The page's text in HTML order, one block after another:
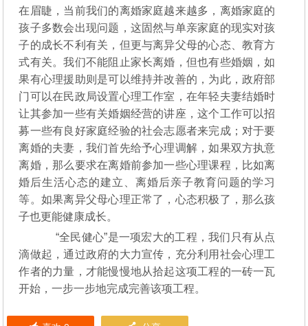
在眉睫，当前我们的离婚家庭越来越多，离婚家庭的
孩子多数会出现问题，这固然与单亲家庭的现实对孩
子的成长不利有关，但更与离异父母的心态、教育方
式有关。我们不能阻止家长离婚，但也有些婚姻，如
果有心理援助则是可以维持并改善的，为此，政府部
门可以在民政局设置心理工作室，在年轻夫妻结婚时
让其参加一些有关婚姻经营的讲座，这个工作可以招
募一些有良好家庭经验的社会志愿者来完成；对于要
离婚的夫妻，我们首先给予心理调解，如果双方执意
离婚，那么要求在离婚前参加一些心理课程，比如离
婚后生活心态的建立、离婚后亲子教育问题的学习
等。如果离异父母心理正常了，心态积极了，那么孩
子也更能健康成长。
“全民健心”是一项宏大的工程，我们只有从点
滴做起，通过政府的大力宣传，充分利用社会心理工
作者的力量，才能慢慢地从拾起这项工程的一砖一瓦
开始，一步一步地完成完善该项工程。